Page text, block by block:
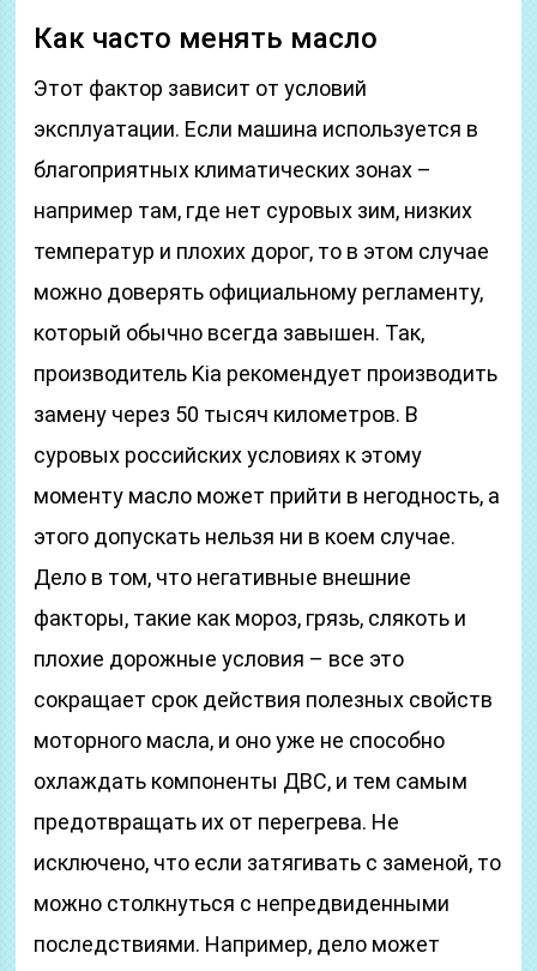
Как часто менять масло
Этот фактор зависит от условий
эксплуатации. Если машина используется в
благоприятных климатических зонах –
например там, где нет суровых зим, низких
температур и плохих дорог, то в этом случае
можно доверять официальному регламенту,
который обычно всегда завышен. Так,
производитель Kia рекомендует производить
замену через 50 тысяч километров. В
суровых российских условиях к этому
моменту масло может прийти в негодность, а
этого допускать нельзя ни в коем случае.
Дело в том, что негативные внешние
факторы, такие как мороз, грязь, слякоть и
плохие дорожные условия – все это
сокращает срок действия полезных свойств
моторного масла, и оно уже не способно
охлаждать компоненты ДВС, и тем самым
предотвращать их от перегрева. Не
исключено, что если затягивать с заменой, то
можно столкнуться с непредвиденными
последствиями. Например, дело может